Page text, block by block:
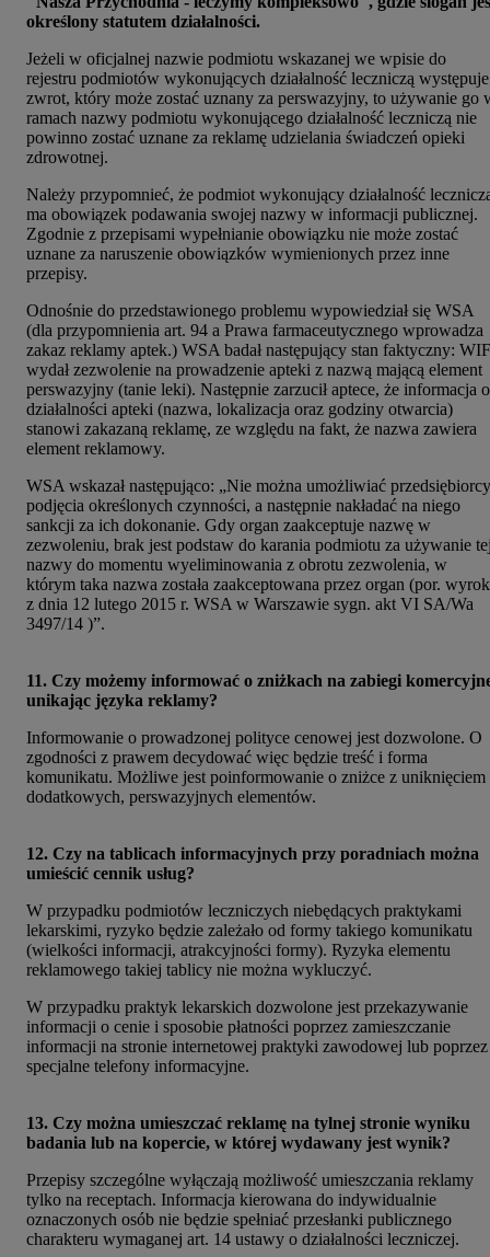
określony statutem działalności.
Jeżeli w oficjalnej nazwie podmiotu wskazanej we wpisie do
rejestru podmiotów wykonujących działalność leczniczą występuje
zwrot, który może zostać uznany za perswazyjny, to używanie go
ramach nazwy podmiotu wykonującego działalność leczniczą nie
powinno zostać uznane za reklamę udzielania świadczeń opieki
zdrowotnej.
Należy przypomnieć, że podmiot wykonujący działalność
ma obowiązek podawania swojej nazwy w informacji publicznej.
Zgodnie z przepisami wypełnianie obowiązku nie może zostać
uznane za naruszenie obowiązków wymienionych przez inne
przepisy.
Odnośnie do przedstawionego problemu wypowiedział się WSA
(dla przypomnienia art. 94 a Prawa farmaceutycznego wprowadza
zakaz reklamy aptek.) WSA badał następujący stan faktyczny: WIF
wydał zezwolenie na prowadzenie apteki z nazwą mającą element
perswazyjny (tanie leki). Następnie zarzucił aptece, że informacja o
działalności apteki (nazwa, lokalizacja oraz godziny otwarcia)
stanowi zakazaną reklamę, ze względu na fakt, że nazwa zawiera
element reklamowy.
WSA wskazał następująco: „Nie można umożliwiać przedsiębiorcy
podjęcia określonych czynności, a następnie nakładać na niego
sankcji za ich dokonanie. Gdy organ zaakceptuje nazwę w
zezwoleniu, brak jest podstaw do karania podmiotu za używanie
nazwy do momentu wyeliminowania z obrotu zezwolenia, w
którym taka nazwa została zaakceptowana przez organ (por. wyrok
z dnia 12 lutego 2015 r. WSA w Warszawie sygn. akt VI SA/Wa
3497/14 )”.
11. Czy możemy informować o zniżkach na zabiegi
unikając języka reklamy?
Informowanie o prowadzonej polityce cenowej jest dozwolone. O
zgodności z prawem decydować więc będzie treść i forma
komunikatu. Możliwe jest poinformowanie o zniżce z uniknięciem
dodatkowych, perswazyjnych elementów.
12. Czy na tablicach informacyjnych przy poradniach można
umieścić cennik usług?
W przypadku podmiotów leczniczych niebędących praktykami
lekarskimi, ryzyko będzie zależało od formy takiego komunikatu
(wielkości informacji, atrakcyjności formy). Ryzyka elementu
reklamowego takiej tablicy nie można wykluczyć.
W przypadku praktyk lekarskich dozwolone jest przekazywanie
informacji o cenie i sposobie płatności poprzez zamieszczanie
informacji na stronie internetowej praktyki zawodowej lub poprzez
specjalne telefony informacyjne.
13. Czy można umieszczać reklamę na tylnej stronie wyniku
badania lub na kopercie, w której wydawany jest wynik?
Przepisy szczególne wyłączają możliwość umieszczania reklamy
tylko na receptach. Informacja kierowana do indywidualnie
oznaczonych osób nie będzie spełniać przesłanki publicznego
charakteru wymaganej art. 14 ustawy o działalności leczniczej.